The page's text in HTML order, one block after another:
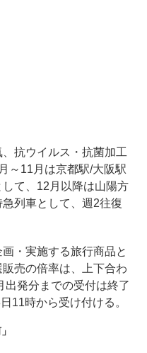
抗ウイルス・抗菌加工
～11月は京都駅/大阪駅
て、12月以降は山陽方
列車として、週2往復
・実施する旅行商品と
売の倍率は、上下合わ
発分までの受付は終了
11時から受け付ける。